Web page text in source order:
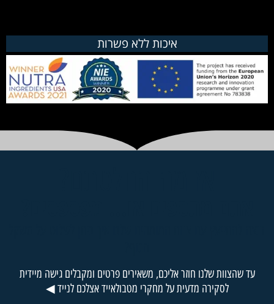
איכות ללא פשרות
עד שהצוות שלנו חוזר אליכם, משאירים פרטים ומקבלים גישה מיידית
לסקירה מדעית על מחקרי מטבולאייד אצלכם לנייד ◀